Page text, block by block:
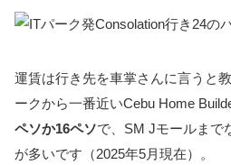
運賃は行き先を車掌さんに言うと
ークから一番近いCebu Home
ペソか16ペソで、SM Jモールまで
が多いです（2025年5月現在）。